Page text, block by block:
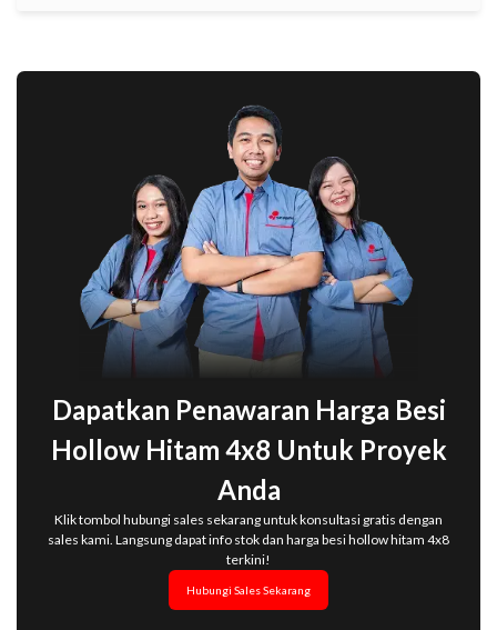
Dapatkan Penawaran Harga Besi
Hollow Hitam 4x8 Untuk Proyek
Anda
Klik tombol hubungi sales sekarang untuk konsultasi gratis dengan
sales kami. Langsung dapat info stok dan harga besi hollow hitam 4x8
terkini!
Hubungi Sales Sekarang